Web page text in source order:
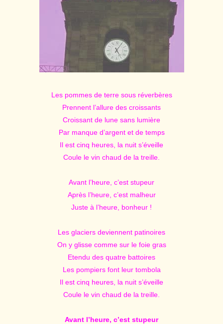
Les pommes de terre sous réverbères
Prennent l’allure des croissants
Croissant de lune sans lumière
Par manque d’argent et de temps
Il est cinq heures, la nuit s’éveille
Coule le vin chaud de la treille.
Avant l’heure, c’est stupeur
Après l’heure, c’est malheur
Juste à l’heure, bonheur !
Les glaciers deviennent patinoires
On y glisse comme sur le foie gras
Etendu des quatre battoires
Les pompiers font leur tombola
Il est cinq heures, la nuit s’éveille
Coule le vin chaud de la treille.
Avant l’heure, c’est stupeur